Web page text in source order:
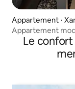
Appartement ⋅
Appartement
Le